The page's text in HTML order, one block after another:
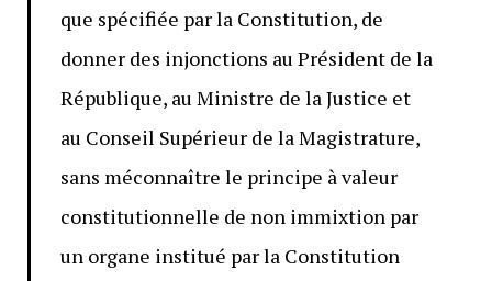
que spécifiée par la Constitution, de
donner des injonctions au Président de la
République, au Ministre de la Justice et
au Conseil Supérieur de la Magistrature,
sans méconnaître le principe à valeur
constitutionnelle de non immixtion par
un organe institué par la Constitution